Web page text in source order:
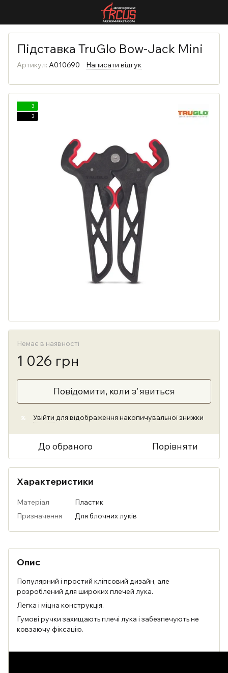
Підставка TruGlo Bow-Jack Mini
Артикул: A010690 Написати відгук
3
3
Немає в наявності
1 026 грн
Повідомити, коли з'явиться
% Увійти для відображення накопичувальної знижки
До обраного Порівняти
Характеристики
Матеріал
Пластик
Призначення
Для блочних луків
Опис
Популярний і простий кліпсовий дизайн, але
розроблений для широких плечей лука.
Легка і міцна конструкція.
Гумові ручки захищають плечі лука і забезпечують не
ковзаючу фіксацію.